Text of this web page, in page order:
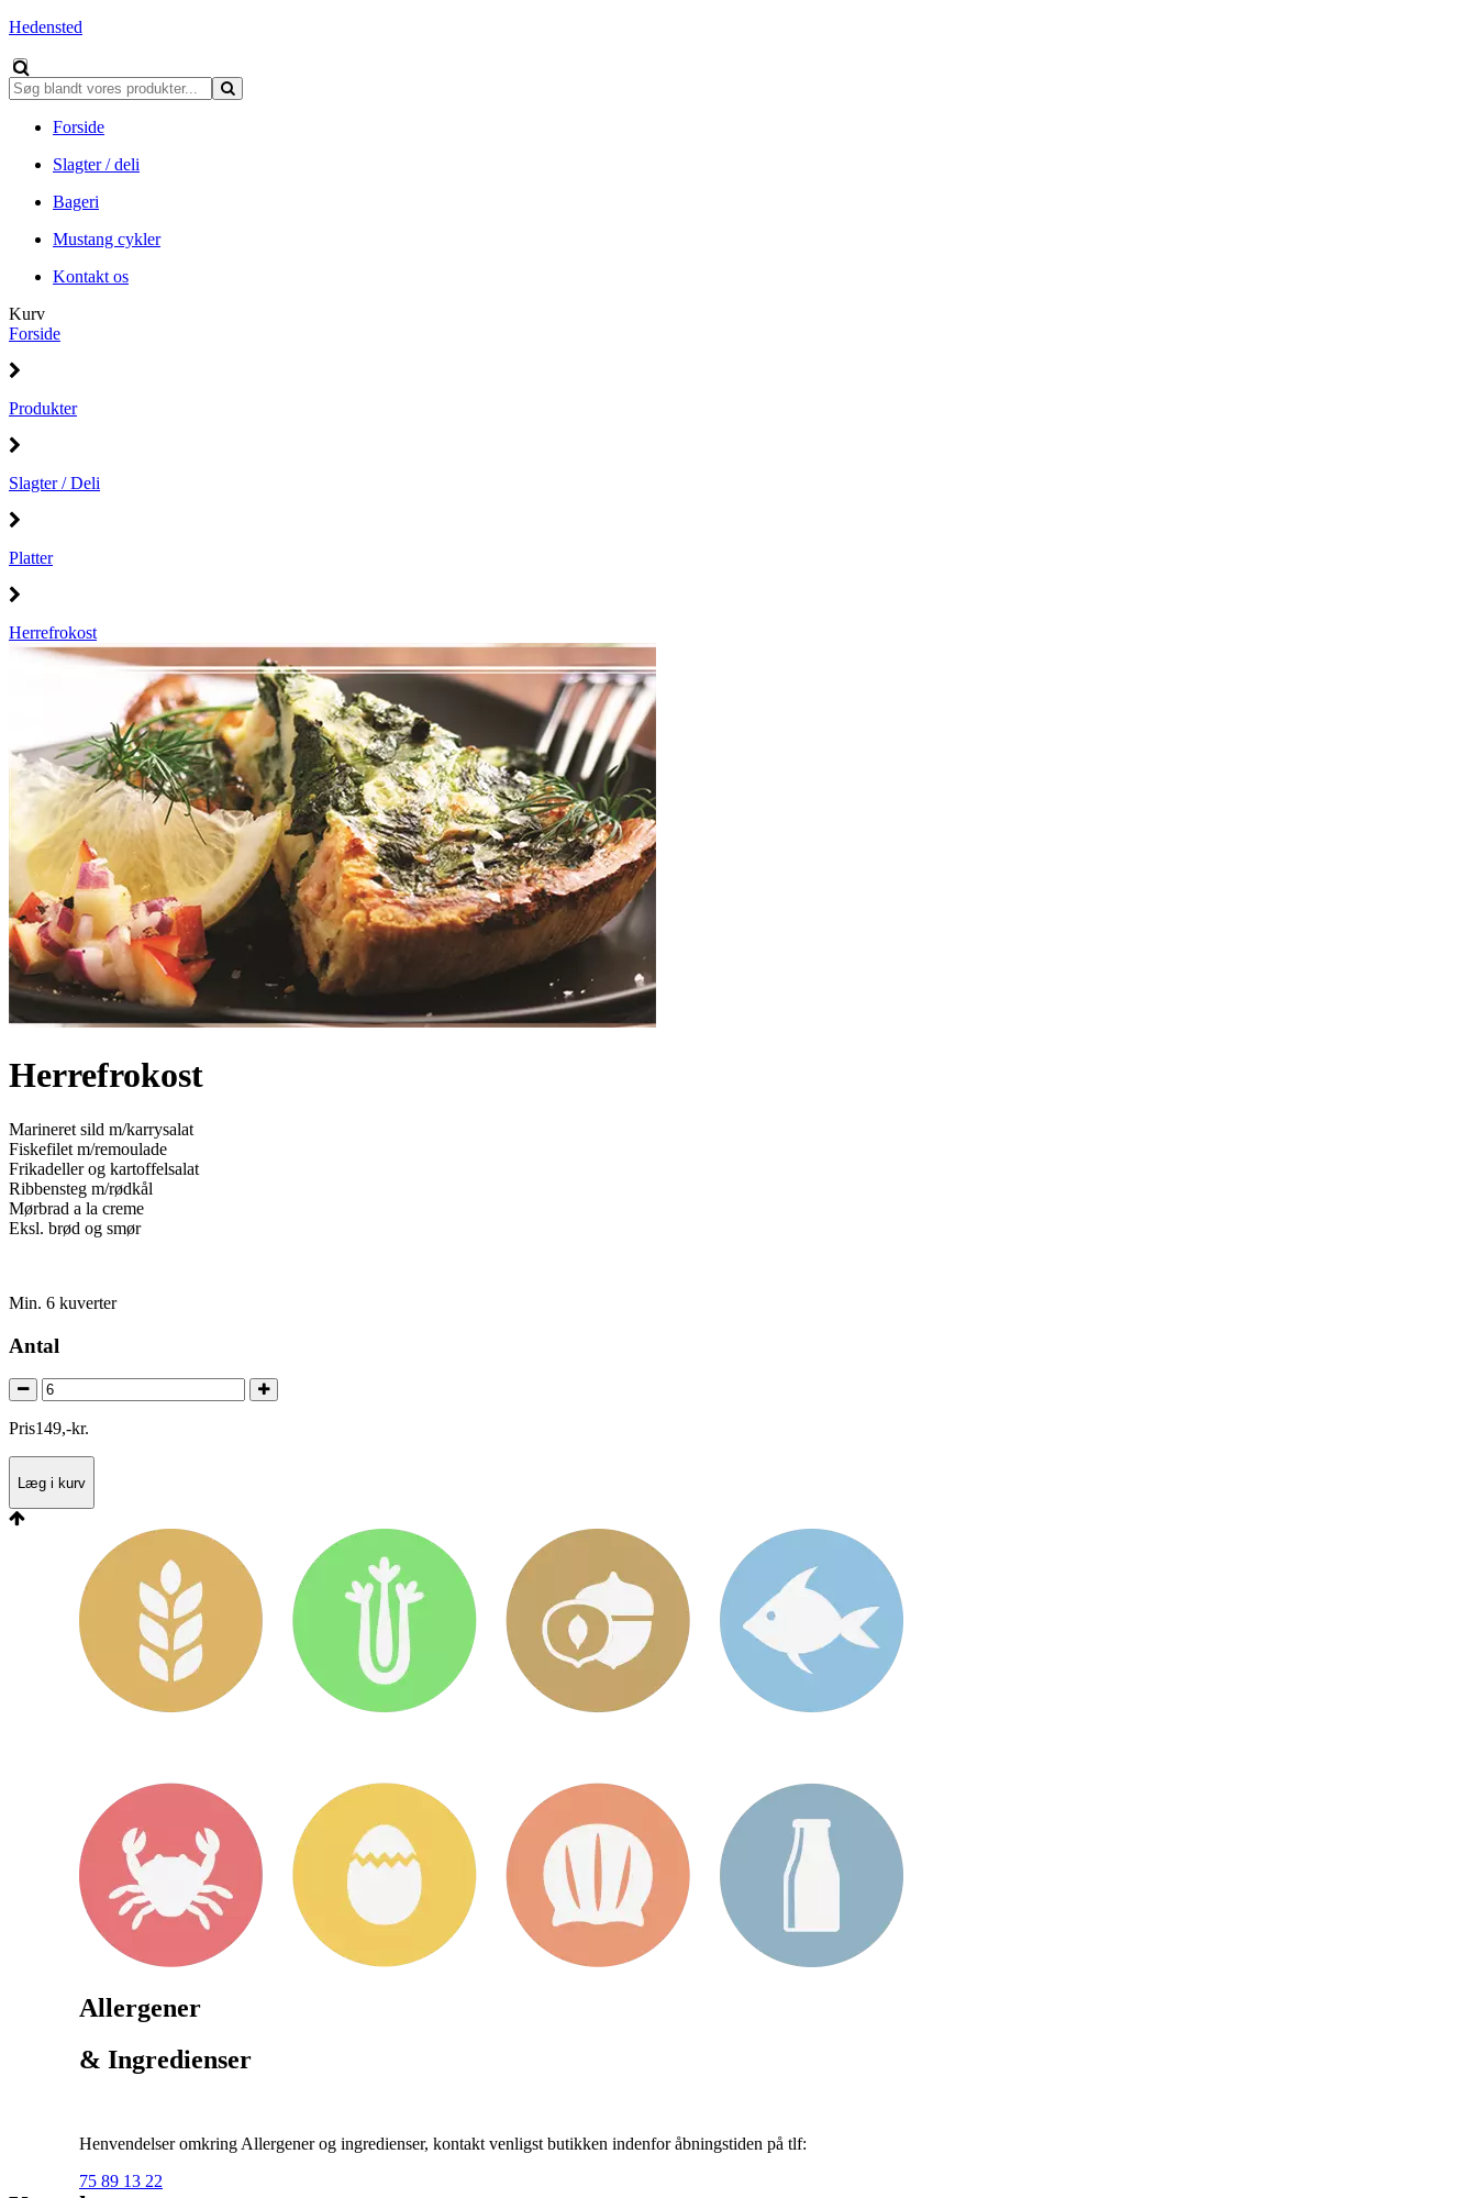
Hedensted
Forside
Slagter / deli
Bageri
Mustang cykler
Kontakt os
Kurv
Forside
Produkter
Slagter / Deli
Platter
Herrefrokost
Herrefrokost
Marineret sild m/karrysalat
Fiskefilet m/remoulade
Frikadeller og kartoffelsalat
Ribbensteg m/rødkål
Mørbrad a la creme
Eksl. brød og smør
Min. 6 kuverter
Antal
Pris149,-kr.
Læg i kurv
Allergener
& Ingredienser
Henvendelser omkring Allergener og ingredienser, kontakt venligst butikken indenfor åbningstiden på tlf:
75 89 13 22